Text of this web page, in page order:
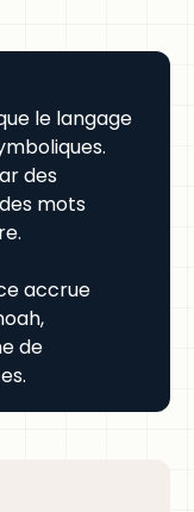
le langage
des
mots
accrue
de